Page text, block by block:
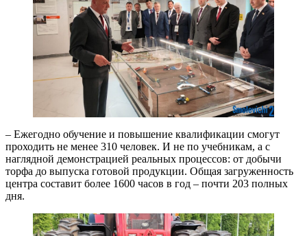
– Ежегодно обучение и повышение квалификации смогут
проходить не менее 310 человек. И не по учебникам, а с
наглядной демонстрацией реальных процессов: от добычи
торфа до выпуска готовой продукции. Общая загруженность
центра составит более 1600 часов в год – почти 203 полных
дня.